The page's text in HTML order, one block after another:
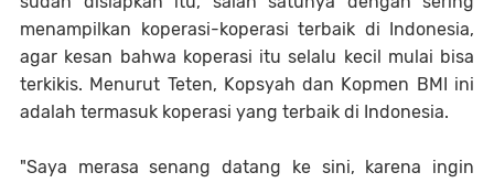
menampilkan koperasi-koperasi terbaik di Indonesia,
agar kesan bahwa koperasi itu selalu kecil mulai bisa
terkikis. Menurut Teten, Kopsyah dan Kopmen BMI ini
adalah termasuk koperasi yang terbaik di Indonesia.
"Saya merasa senang datang ke sini, karena ingin